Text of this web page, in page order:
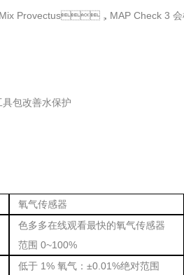
Provectus，MAP Check 3 会根
包改善水保护
氧气传感器
色多多在线观看最快的氧气传感器
范围 0~100%
低于 1% 氧气：±0.01%绝对范围